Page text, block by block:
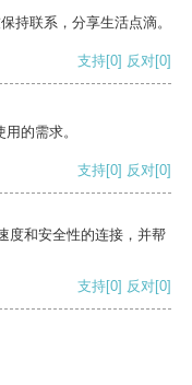
持联系，分享生活点滴。
支持[0] 反对[0]
的需求。
支持[0] 反对[0]
度和安全性的连接，并帮
支持[0] 反对[0]